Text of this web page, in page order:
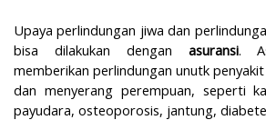
Upaya perlindungan jiwa dan
bisa dilakukan dengan asuransi.
memberikan perlindungan unutk
dan menyerang perempuan, seperti
payudara, osteoporosis, jantung,